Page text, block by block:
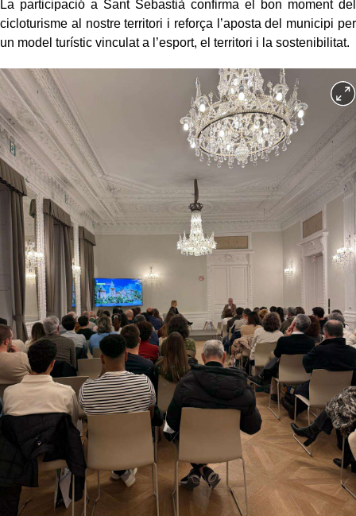
La participació a Sant Sebastià confirma el bon moment del
cicloturisme al nostre territori i reforça l’aposta del municipi per
un model turístic vinculat a l’esport, el territori i la sostenibilitat.